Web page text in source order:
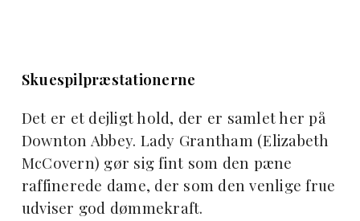
Skuespilpræstationerne
Det er et dejligt hold, der er samlet her på
Downton Abbey. Lady Grantham (Elizabeth
McCovern) gør sig fint som den pæne
raffinerede dame, der som den venlige frue
udviser god dømmekraft.